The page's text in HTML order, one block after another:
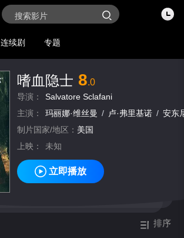
连续剧 专题
嗜血隐士 8.0
导演：
Salvatore Sclafani
主演：
玛丽娜·维丝曼 / 卢·弗里基诺 / 安东
制片国家/地区： 美国
上映：
未知
立即播放
排序